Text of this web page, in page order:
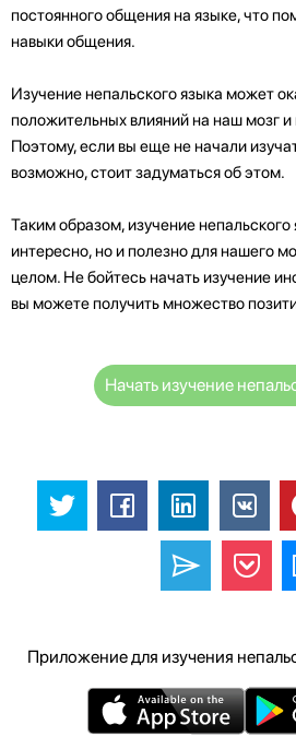
постоянного общения на языке, что
навыки общения.
Изучение непальского языка может
положительных влияний на наш мозг
Поэтому, если вы еще не начали
возможно, стоит задуматься об этом.
Таким образом, изучение непальского
интересно, но и полезно для нашего
целом. Не бойтесь начать изучение
вы можете получить множество
Начать изучение
Приложение для изучения